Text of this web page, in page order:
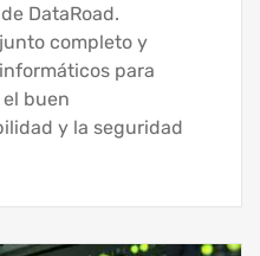
DataRoad.
completo y
para
buen
y la seguridad